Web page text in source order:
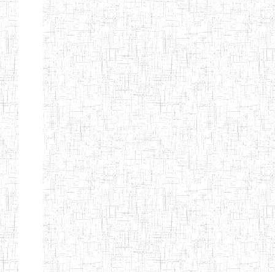
Nature
Arrondissement
Denomination Création Type Nature
GTTC
BANGEM
08/12/1997 ENIEG Public
GTTC
FONTEM
25/09/2000 ENIEG Public
GTTC
03/11/1983 ENIEG Public